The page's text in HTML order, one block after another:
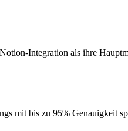
Integration als ihre
mit bis zu 95% Genauigkeit